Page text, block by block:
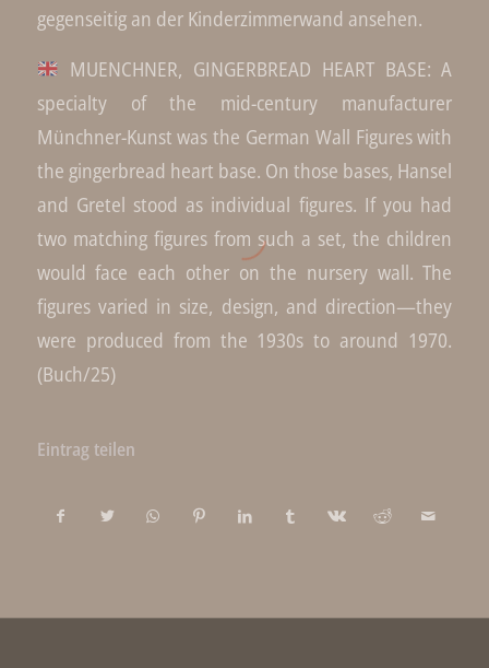
gegenseitig an der Kinderzimmerwand ansehen.
MUENCHNER, GINGERBREAD HEART BASE: A
specialty of the mid-century manufacturer
Münchner-Kunst was the German Wall Figures with
the gingerbread heart base. On those bases, Hansel
and Gretel stood as individual figures. If you had
two matching figures from such a set, the children
would face each other on the nursery wall. The
figures varied in size, design, and direction—they
were produced from the 1930s to around 1970.
(Buch/25)
Eintrag teilen